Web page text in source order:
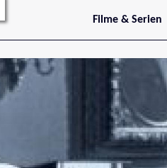
Filme & Serien
Trailer
Filmarchiv
Serienarchiv